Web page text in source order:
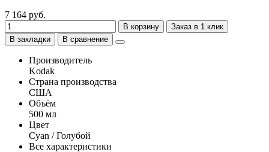
7 164 руб.
В корзину
Заказ в 1 клик
В закладки
В сравнение
Производитель
Kodak
Страна производства
США
Объём
500 мл
Цвет
Cyan / Голубой
Все характеристики